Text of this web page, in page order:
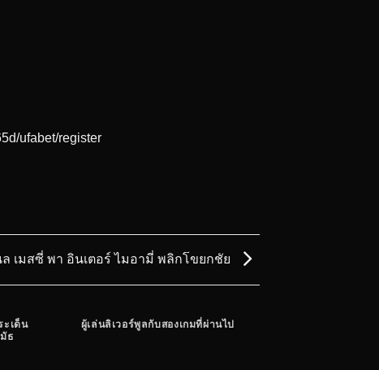
ufabet/register
เมสซี่ พา อินเตอร์ ไมอามี่ พลิกโขยกชัย
ะเด็น
ธ
ผู้เล่นลิเวอร์พูลกับสองเกมที่ผ่านไป